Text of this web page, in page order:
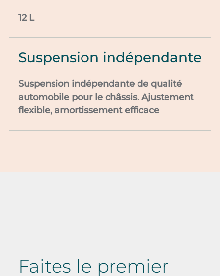
12 L
Suspension indépendante
Suspension indépendante de qualité
automobile pour le châssis. Ajustement
flexible, amortissement efficace
Faites le premier